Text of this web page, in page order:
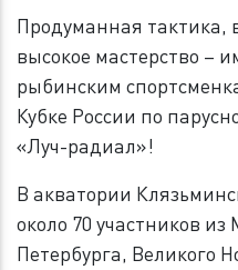
Продуманная тактика,
высокое мастерство –
рыбинским
Кубке России по
«Луч-радиал»!
В акватории
около 70 участников
Петербурга, Великого